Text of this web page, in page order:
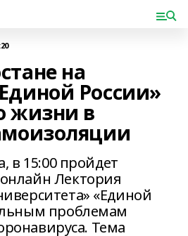
на
России»
жизни в
в 15:00 пройдет
Лектория
«Единой
проблемам
Тема